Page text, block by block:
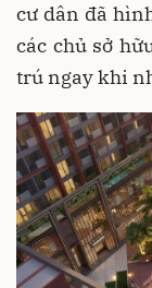
cư dân đã
các chủ sở
trú ngay khi